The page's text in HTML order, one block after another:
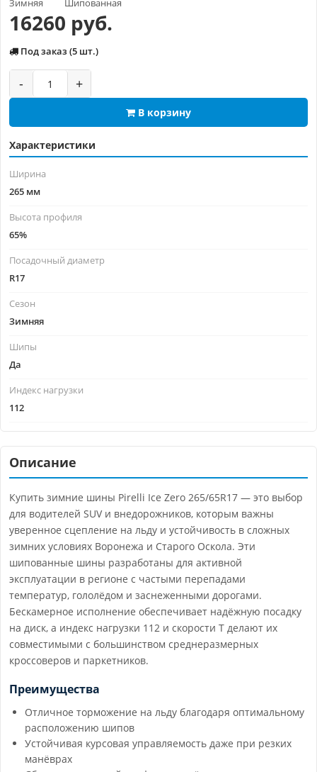
16260 руб.
Под заказ (5 шт.)
- +
В корзину
Характеристики
Ширина
265 мм
Высота профиля
65%
Посадочный диаметр
R17
Сезон
Зимняя
Шипы
Да
Индекс нагрузки
112
Описание
Купить зимние шины Pirelli Ice Zero 265/65R17 — это выбор
для водителей SUV и внедорожников, которым важны
уверенное сцепление на льду и устойчивость в сложных
зимних условиях Воронежа и Старого Оскола. Эти
шипованные шины разработаны для активной
эксплуатации в регионе с частыми перепадами
температур, гололёдом и заснеженными дорогами.
Бескамерное исполнение обеспечивает надёжную посадку
на диск, а индекс нагрузки 112 и скорости T делают их
совместимыми с большинством среднеразмерных
кроссоверов и паркетников.
Преимущества
Отличное торможение на льду благодаря оптимальному
расположению шипов
Устойчивая курсовая управляемость даже при резких
манёврах